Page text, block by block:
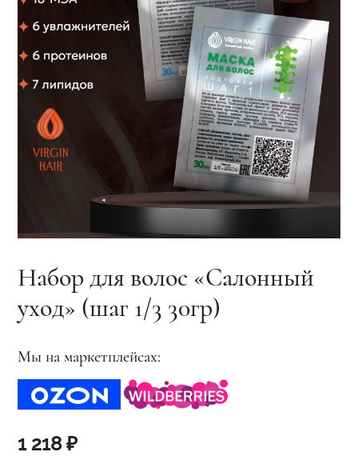
Набор для волос «Салонный
уход» (шаг 1/3 30гр)
Мы на маркетплейсах:
1 218₽